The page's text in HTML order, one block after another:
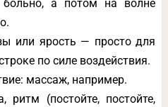
а потом на волне
или ярость — просто для
по силе воздействия.
массаж, например.
ритм (постойте, постойте,